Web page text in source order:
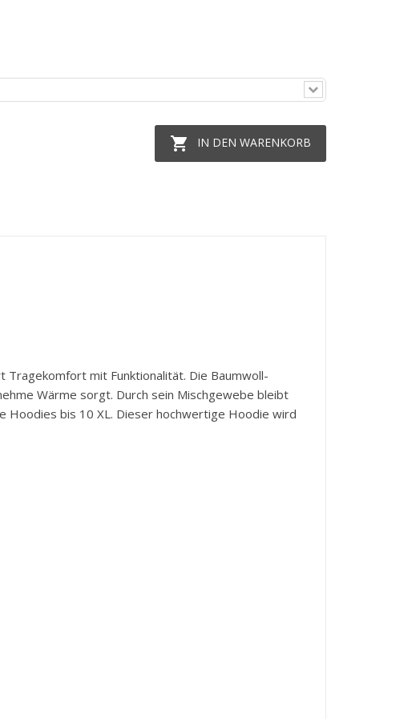
 IN DEN WARENKORB
mit Funktionalität. Die Baumwoll-
Wärme sorgt. Durch sein Mischgewebe bleibt
Hoodies bis 10 XL. Dieser hochwertige Hoodie wird